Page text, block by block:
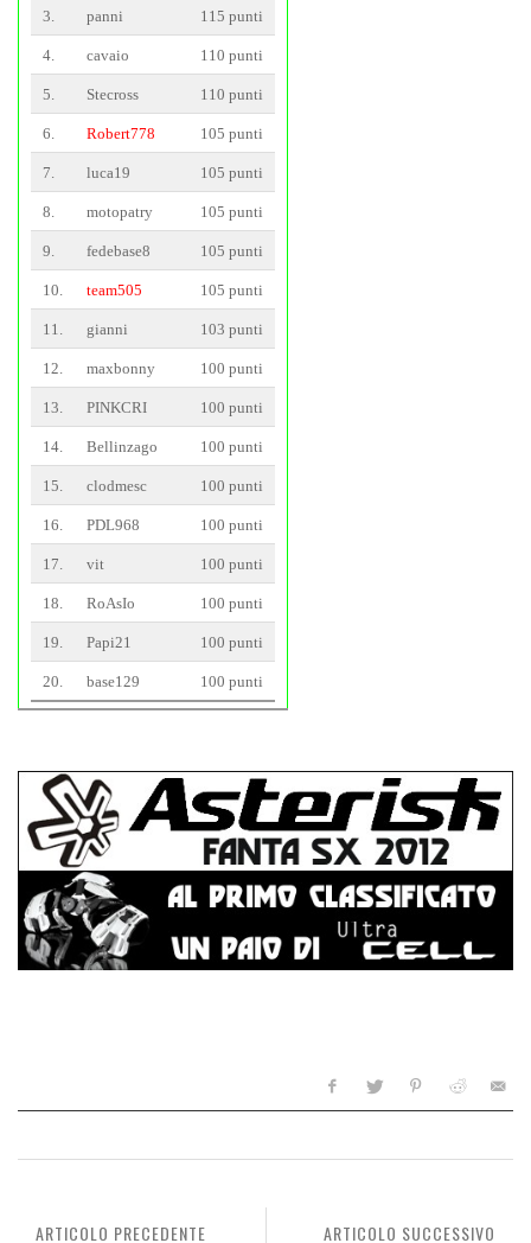
3. panni 115 punti
4. cavaio 110 punti
5. Stecross 110 punti
6. Robert778 105 punti
7. luca19 105 punti
8. motopatry 105 punti
9. fedebase8 105 punti
10. team505 105 punti
11. gianni 103 punti
12. maxbonny 100 punti
13. PINKCRI 100 punti
14. Bellinzago 100 punti
15. clodmesc 100 punti
16. PDL968 100 punti
17. vit 100 punti
18. RoAsIo 100 punti
19. Papi21 100 punti
20. base129 100 punti
ARTICOLO SUCCESSIVO
ARTICOLO PRECEDENTE